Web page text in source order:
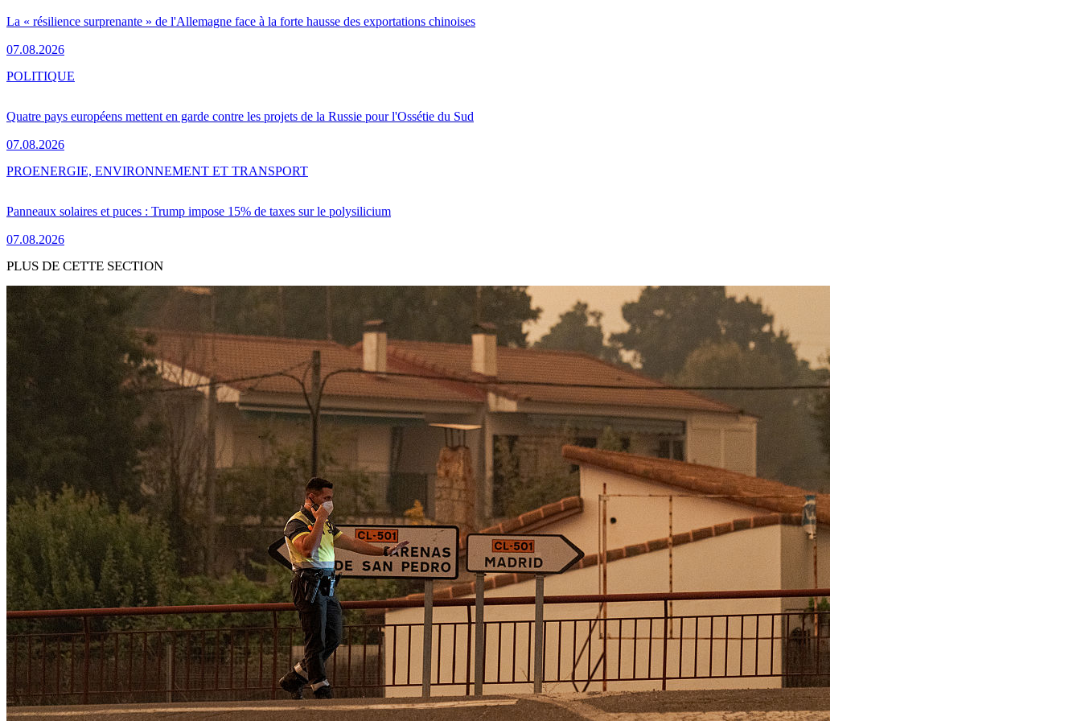
La « résilience surprenante » de l'Allemagne face à la forte hausse des exportations chinoises
07.08.2026
Quatre pays européens mettent en garde contre les projets de la Russie pour l'Ossétie du Sud
07.08.2026
POLITIQUE
Panneaux solaires et puces : Trump impose 15% de taxes sur le polysilicium
07.08.2026
PROENERGIE, ENVIRONNEMENT ET TRANSPORT
PLUS DE CETTE SECTION